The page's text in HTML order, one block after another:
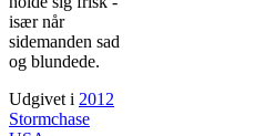
især når
sidemanden sad
og blundede.
Udgivet i 2012
Stormchase